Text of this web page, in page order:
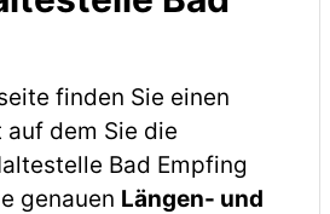
finden Sie einen
dem Sie die
Bad Empfing
genauen Längen- und